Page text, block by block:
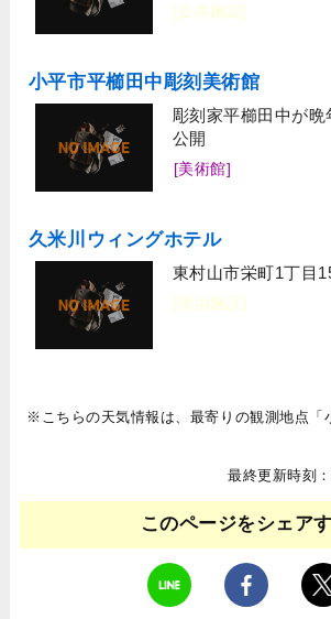
[公共施設]
小平市平櫛田中彫刻美術館
彫刻家平櫛田中が
公開
[美術館]
久米川ウィングホテル
東村山市栄町1丁目
[宿泊施設]
※こちらの天気情報は、最寄りの観測地点「
最終更新時刻
このページをシェア